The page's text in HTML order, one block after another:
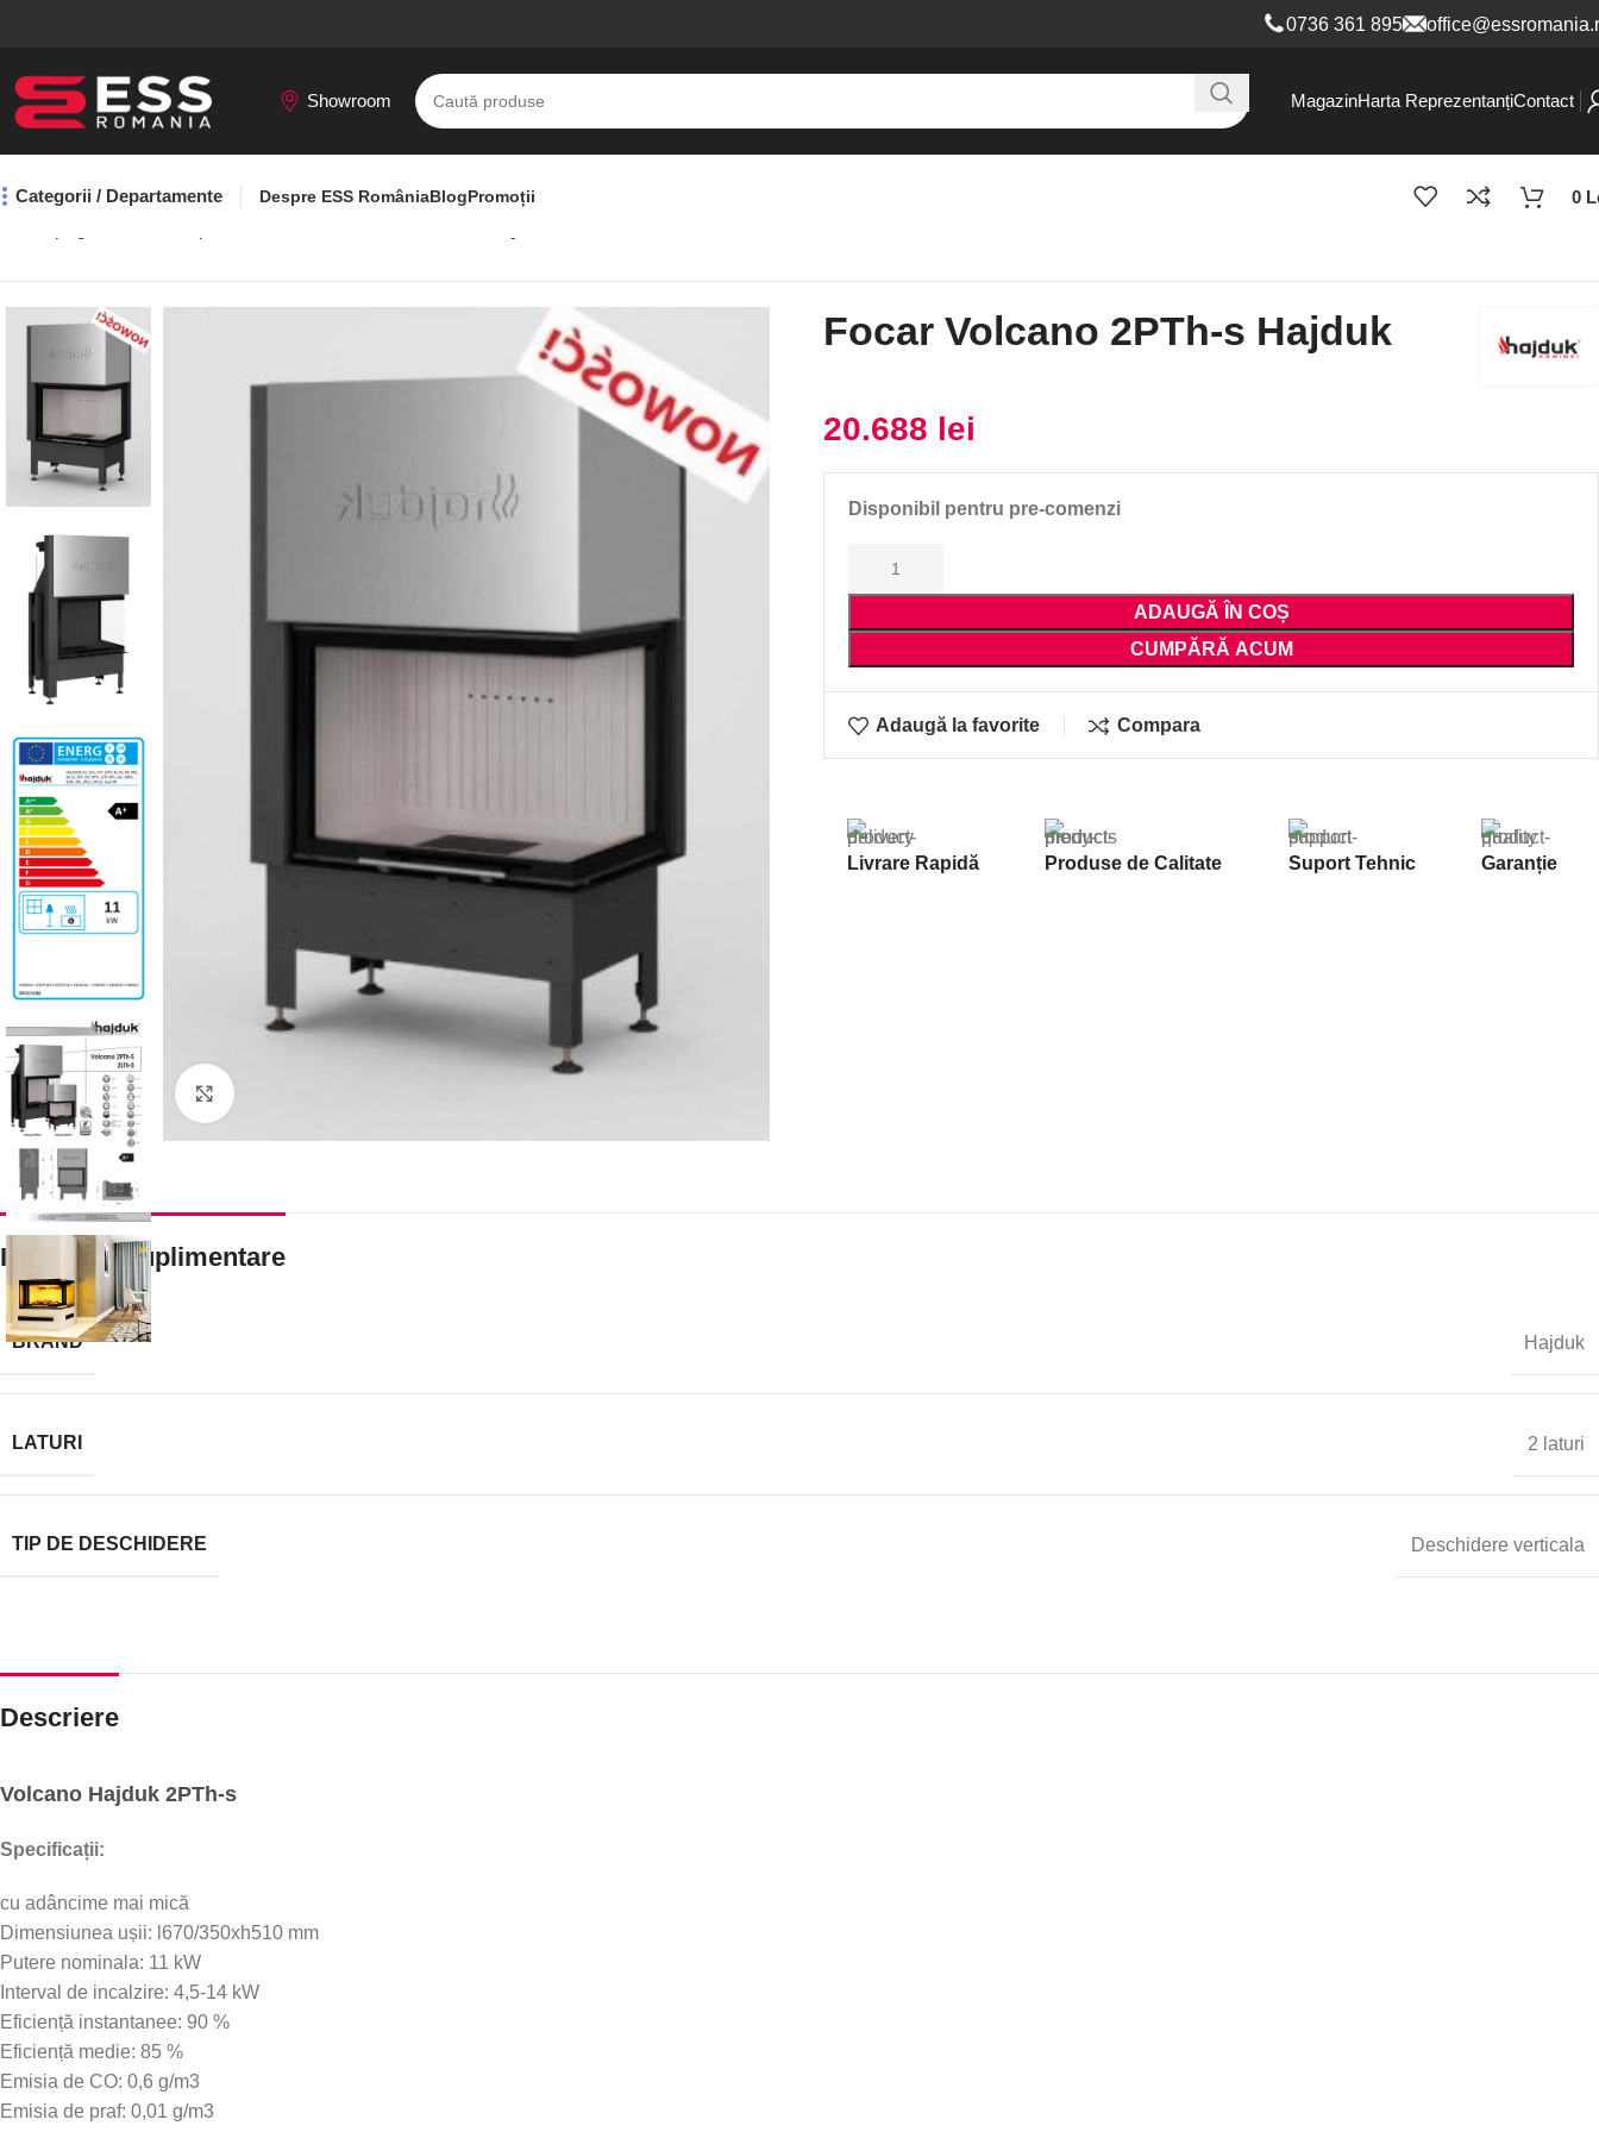
0736 361 895
Showroom MagazinHarta ReprezentanțiContact
Categorii / Departamente Despre ESS RomâniaBlogPromoții 0
Focar Volcano 2PTh-s Hajduk
20.688 lei
Disponibil pentru pre-comenzi
ADAUGĂ ÎN COȘ
CUMPĂRĂ ACUM
Adaugă la favorite Compara
Livrare Rapidă Produse de Calitate Suport Tehnic Garanție
Informații suplimentare
BRAND Hajduk
LATURI 2 laturi
TIP DE DESCHIDERE Deschidere verticala
Descriere
Volcano Hajduk 2PTh-s
Specificații:
cu adâncime mai mică
Dimensiunea ușii: l670/350xh510 mm
Putere nominala: 11 kW
Interval de incalzire: 4,5-14 kW
Eficiență instantanee: 90 %
Eficiență medie: 85 %
Emisia de CO: 0,6 g/m3
Emisia de praf: 0,01 g/m3